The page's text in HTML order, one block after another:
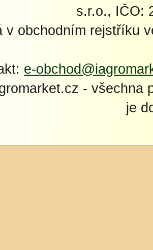
s.r.o., IČO:
v obchodním rejstříku
e-
- všechna
je